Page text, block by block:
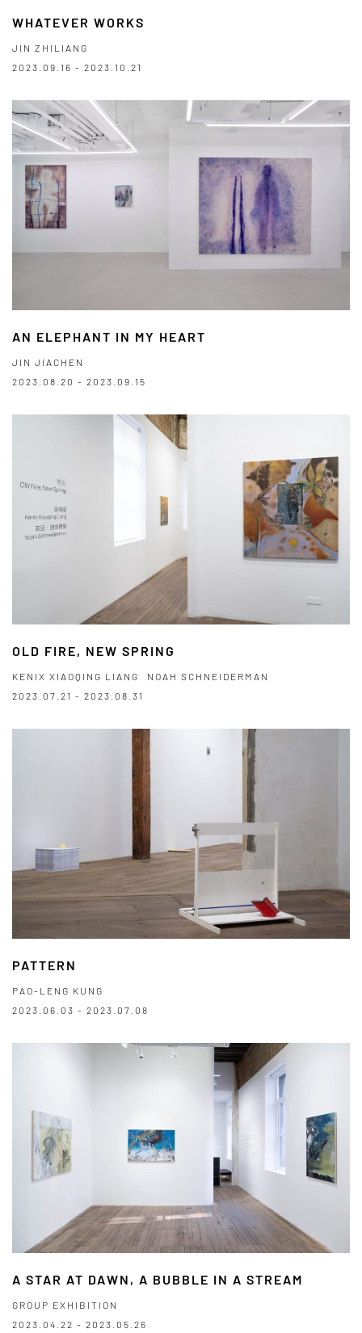
WHATEVER WORKS
JIN ZHILIANG
2023.09.16 - 2023.10.21
AN ELEPHANT IN MY HEART
JIN JIACHEN
2023.08.20 - 2023.09.15
OLD FIRE, NEW SPRING
KENIX XIAOQING LIANG
NOAH SCHNEIDERMAN
2023.07.21 - 2023.08.31
PATTERN
PAO-LENG KUNG
2023.06.03 - 2023.07.08
A STAR AT DAWN, A BUBBLE IN A STREAM
GROUP EXHIBITION
2023.04.22 - 2023.05.26